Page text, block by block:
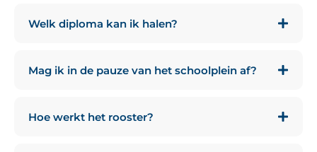
Welk diploma kan ik halen?
Mag ik in de pauze van het schoolplein af?
Hoe werkt het rooster?